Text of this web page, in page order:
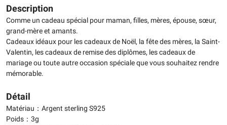
Description
Comme un cadeau spécial pour maman, filles, mères, épouse, sœur,
grand-mère et amants.
Cadeaux idéaux pour les cadeaux de Noël, la fête des mères, la Saint-
Valentin, les cadeaux de remise des diplômes, les cadeaux de
mariage ou toute autre occasion spéciale que vous souhaitez rendre
mémorable.
Détail
Matériau：Argent sterling S925
Poids：3g